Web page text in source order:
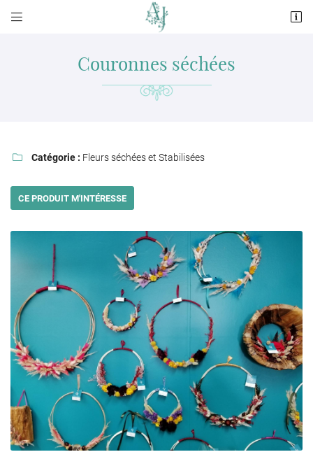
 
02 43 63 05 42
En cochant cette case, vous consentez à recevoir nos propositions commerciales à
l'adresse email indiqué ci-dessus. Vous pouvez vous désinscrire à tout moment en
utilisant
le formulaire de désinscription
INSCRIPTION
Couronnes séchées
 Catégorie : Fleurs séchées et Stabilisées
CE PRODUIT M'INTÉRESSE